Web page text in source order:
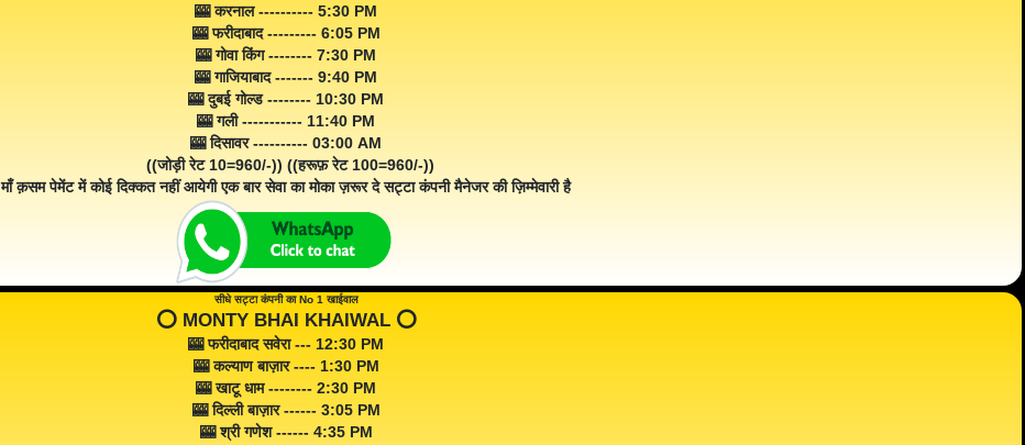
🎰 करनाल ---------- 5:30 PM
🎰 फरीदाबाद --------- 6:05 PM
🎰 गोवा किंग -------- 7:30 PM
🎰 गाजियाबाद ------- 9:40 PM
🎰 दुबई गोल्ड -------- 10:30 PM
🎰 गली ----------- 11:40 PM
🎰 दिसावर ---------- 03:00 AM
((जोड़ी रेट 10=960/-)) ((हरूफ़ रेट 100=960/-))
माँ क़सम पेमेंट में कोई दिक्कत नहीं आयेगी एक बार सेवा का मोका ज़रूर दे सट्टा कंपनी मैनेजर की ज़िम्मेवारी है
सीधे सट्टा कंपनी का No 1 खाईवाल
⭕️ MONTY BHAI KHAIWAL ⭕️
🎰 फरीदाबाद सवेरा --- 12:30 PM
🎰 कल्याण बाज़ार ---- 1:30 PM
🎰 खाटू धाम -------- 2:30 PM
🎰 दिल्ली बाज़ार ------ 3:05 PM
🎰 श्री गणेश ------ 4:35 PM